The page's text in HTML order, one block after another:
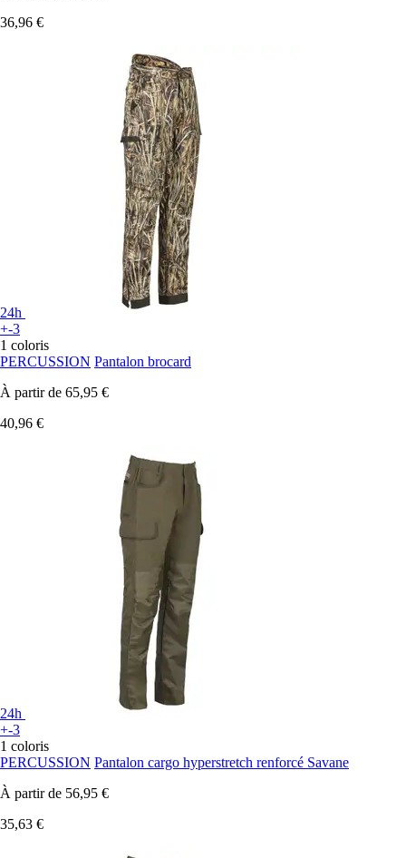
36,96 €
24h
+-3
1 coloris
PERCUSSION Pantalon brocard
À partir de 65,95 €
40,96 €
24h
+-3
1 coloris
PERCUSSION Pantalon cargo hyperstretch renforcé Savane
À partir de 56,95 €
35,63 €